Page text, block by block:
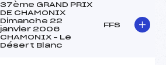
37ème GRAND PRIX
DE CHAMONIX
Dimanche 22
janvier 2006
CHAMONIX – Le
Désert Blanc
FFS